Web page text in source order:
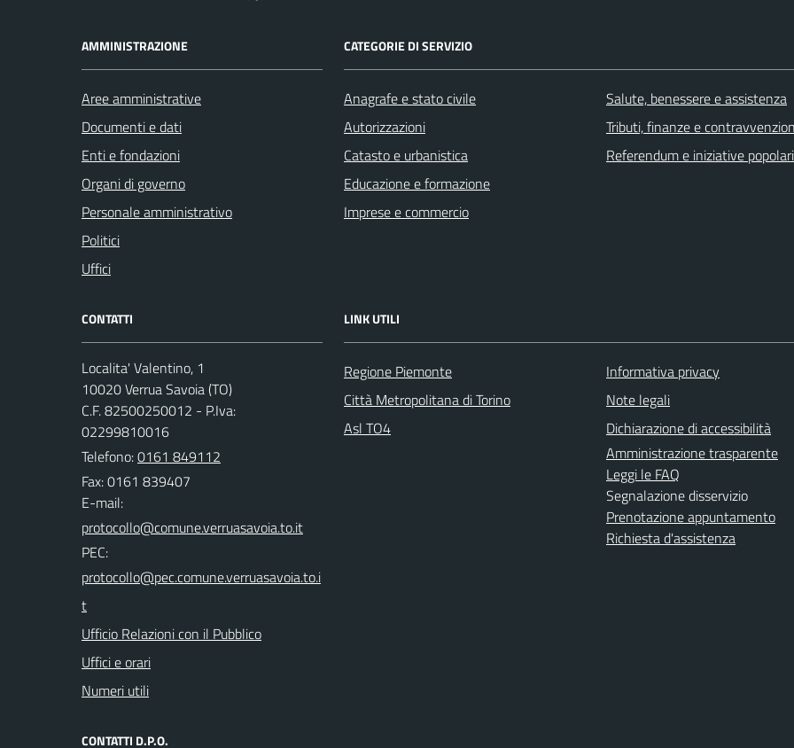
AMMINISTRAZIONE
Aree amministrative
Documenti e dati
Enti e fondazioni
Organi di governo
Personale amministrativo
Politici
Uffici
CATEGORIE DI SERVIZIO
Anagrafe e stato civile
Autorizzazioni
Catasto e urbanistica
Educazione e formazione
Imprese e commercio
Salute, benessere e assistenza
Tributi, finanze e
Referendum e iniziative popolari
CONTATTI
Localita' Valentino, 1
10020 Verrua Savoia (TO)
C.F. 82500250012 - P.Iva:
02299810016
Telefono:0161 849112
Fax: 0161 839407
E-mail:
PEC:
Ufficio Relazioni con il Pubblico
Uffici e orari
Numeri utili
CONTATTI D.P.O.
LINK UTILI
Regione Piemonte
Città Metropolitana di Torino
Asl TO4
Informativa privacy
Note legali
Dichiarazione di accessibilità
Amministrazione trasparente
Leggi le FAQ
Segnalazione disservizio
Prenotazione appuntamento
Richiesta d'assistenza